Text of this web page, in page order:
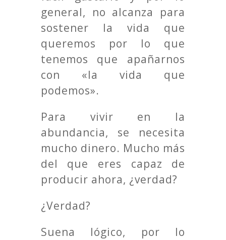
general, no alcanza para
sostener la vida que
queremos por lo que
tenemos que apañarnos
con «la vida que
podemos».
Para vivir en la
abundancia, se necesita
mucho dinero. Mucho más
del que eres capaz de
producir ahora, ¿verdad?
¿Verdad?
Suena lógico, por lo